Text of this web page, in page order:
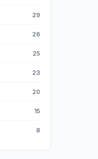
29
26
25
23
20
15
8